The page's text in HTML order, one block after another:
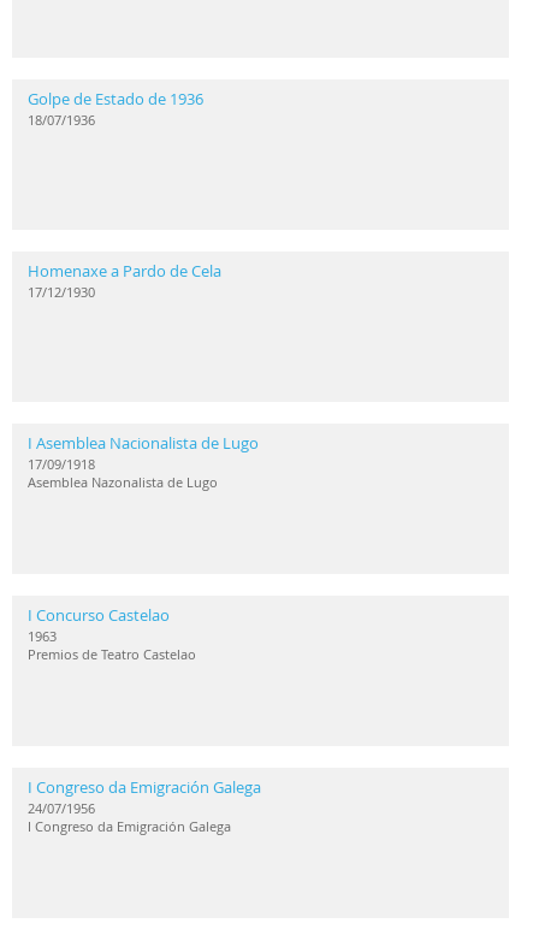
Golpe de Estado de 1936
18/07/1936
Homenaxe a Pardo de Cela
17/12/1930
I Asemblea Nacionalista de Lugo
17/09/1918
Asemblea Nazonalista de Lugo
I Concurso Castelao
1963
Premios de Teatro Castelao
I Congreso da Emigración Galega
24/07/1956
I Congreso da Emigración Galega